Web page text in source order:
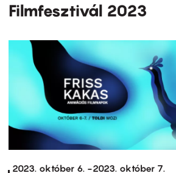
Filmfesztivál 2023
2023. október 6. -2023. október 7.